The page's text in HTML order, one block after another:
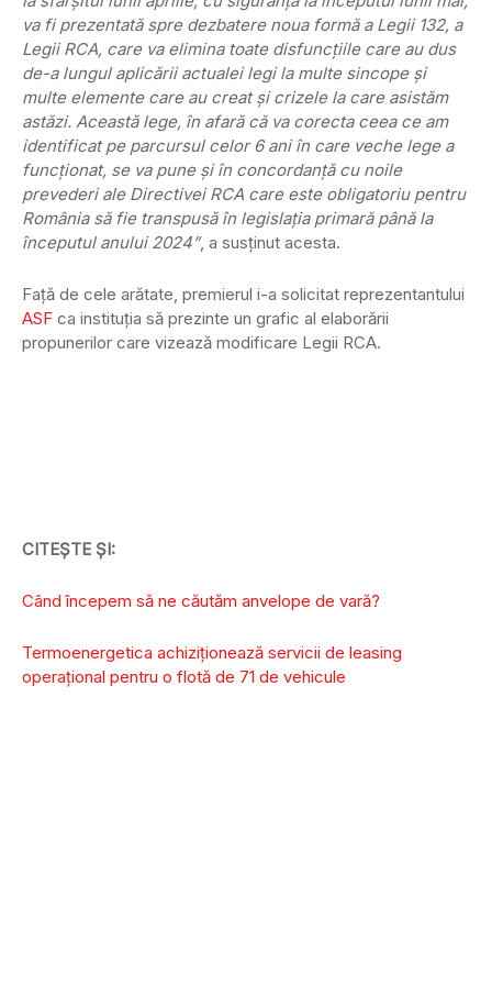
va fi prezentată spre dezbatere noua formă a Legii 132, a
Legii RCA, care va elimina toate disfuncţiile care au dus
de-a lungul aplicării actualei legi la multe sincope şi
multe elemente care au creat şi crizele la care asistăm
astăzi. Această lege, în afară că va corecta ceea ce am
identificat pe parcursul celor 6 ani în care veche lege a
funcţionat, se va pune şi în concordanţă cu noile
prevederi ale Directivei RCA care este obligatoriu pentru
România să fie transpusă în legislaţia primară până la
începutul anului 2024”, a susţinut acesta.
Faţă de cele arătate, premierul i-a solicitat reprezentantului
ASF ca instituţia să prezinte un grafic al elaborării
propunerilor care vizează modificare Legii RCA.
CITEȘTE ȘI:
Când începem să ne căutăm anvelope de vară?
Termoenergetica achiziționează servicii de leasing
operațional pentru o flotă de 71 de vehicule